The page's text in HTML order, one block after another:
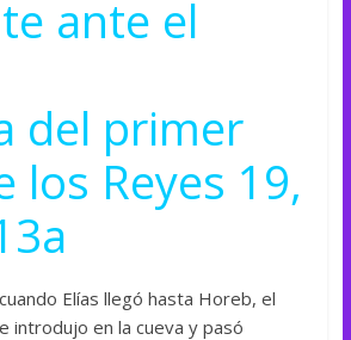
ante el
del primer
los Reyes 19,
Elías llegó hasta Horeb, el
introdujo en la cueva y pasó